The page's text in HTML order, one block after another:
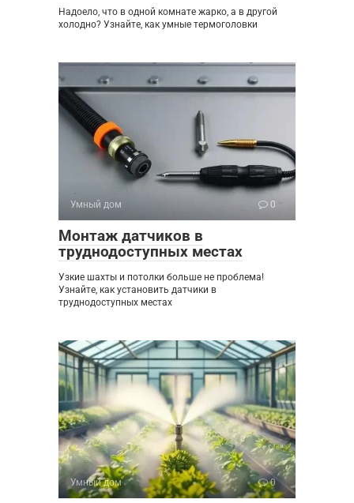
Надоело, что в одной комнате жарко, а в другой
холодно? Узнайте, как умные термоголовки
Умный дом 0
Монтаж датчиков в
труднодоступных местах
Узкие шахты и потолки больше не проблема!
Узнайте, как установить датчики в
труднодоступных местах
Умный дом 0